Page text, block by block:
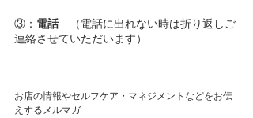
③： 電話 （電話に出れない時は折り返しご
連絡させていただいます）
お店の情報やセルフケア・マネジメントなどをお伝
えするメルマガ